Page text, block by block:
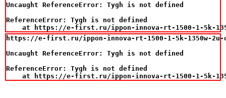
Uncaught ReferenceError: Tygh is not defined
ReferenceError: Tygh is not defined
at https://e-first.ru/ippon-innova-rt-1500-1-5k-
https://e-first.ru/ippon-innova-rt-1500-1-5k-1350w-2u-
Uncaught ReferenceError: Tygh is not defined
ReferenceError: Tygh is not defined
at https://e-first.ru/ippon-innova-rt-1500-1-5k-